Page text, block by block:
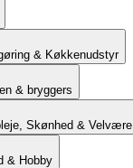
& Køkkenudstyr
& bryggers
Skønhed & Velvære
& Hobby